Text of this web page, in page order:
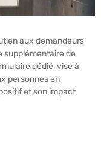
aux demandeurs
supplémentaire de
dédié, vise à
personnes en
et son impact